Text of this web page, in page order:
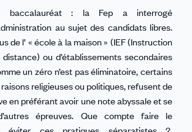
baccalauréat : la Fep a interrogé
au sujet des candidats libres.
de l’ « école à la maison » (IEF (Instruction
ou d’établissements secondaires
un zéro n’est pas éliminatoire, certains
religieuses ou politiques, refusent de
en préférant avoir une note abyssale et se
épreuves. Que compte faire le